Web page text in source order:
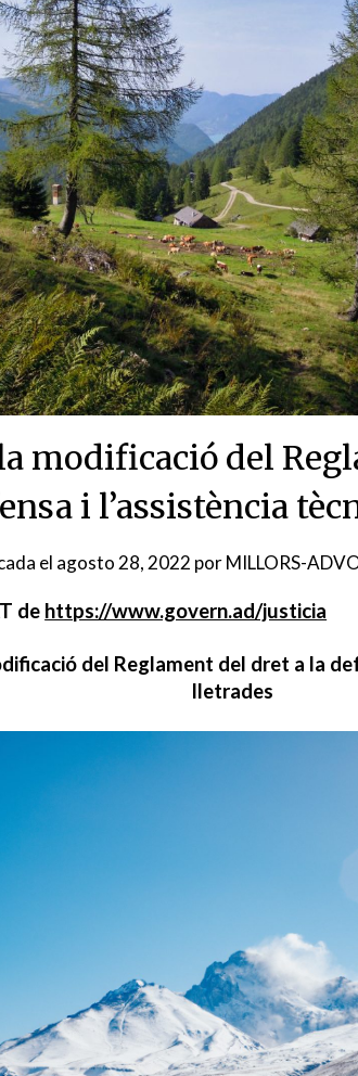
la modificació del
i l’assistència
el agosto 28, 2022 porMILLORS-
de https://www.govern.ad/justicia
del Reglament del dret a la
lletrades